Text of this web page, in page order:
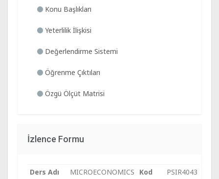
Konu Başlıkları
Yeterlilik İlişkisi
Değerlendirme Sistemi
Öğrenme Çıktıları
Özgü Ölçüt Matrisi
İzlence Formu
Ders Adı MICROECONOMICS Kod
PSIR4043